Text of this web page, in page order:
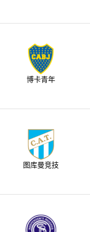
博卡青年
图库曼竞技